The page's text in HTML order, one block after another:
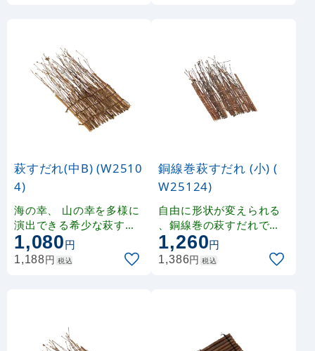
萩すだれ(中B) (W2510
4)
海の幸、 山の幸を多様に
演出できる希少な萩すだ
れです。
1,080円
1,188円 税込
銅線巻萩すだれ (小) (
W25124)
自由に形状が変えられる
、銅線巻の萩すだれです
。
1,260円
1,386円 税込